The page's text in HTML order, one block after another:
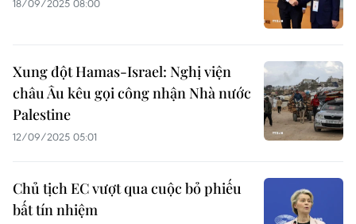
18/09/2025 08:00
Xung đột Hamas-Israel: Nghị viện
châu Âu kêu gọi công nhận Nhà nước
Palestine
12/09/2025 05:01
Chủ tịch EC vượt qua cuộc bỏ phiếu
bất tín nhiệm